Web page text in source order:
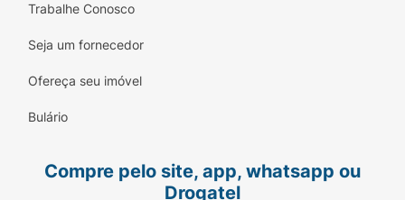
Trabalhe Conosco
Seja um fornecedor
Ofereça seu imóvel
Bulário
Compre pelo site, app, whatsapp ou
Drogatel